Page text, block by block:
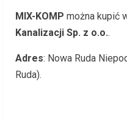
MIX-KOMP można kupić
Kanalizacji Sp. z o.o..
Adres: Nowa Ruda
Ruda).